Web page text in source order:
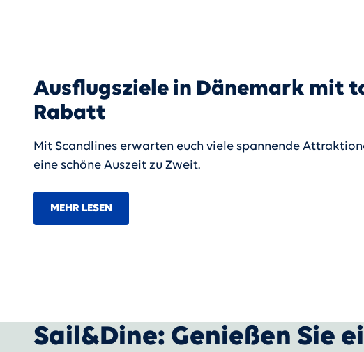
Ausflugsziele in Dänemark mit
Rabatt
Mit Scandlines erwarten euch viele spannende
eine schöne Auszeit zu Zweit.
MEHR LESEN
Sail&Dine: Genießen Sie